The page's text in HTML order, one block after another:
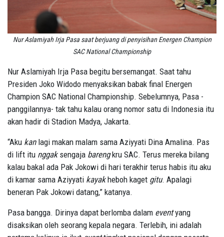
Nur Aslamiyah Irja Pasa saat berjuang di penyisihan Energen Champion
SAC National Championship
Nur Aslamiyah Irja Pasa begitu bersemangat. Saat tahu
Presiden Joko Widodo menyaksikan babak final Energen
Champion SAC National Championship. Sebelumnya, Pasa -
panggilannya- tak tahu kalau orang nomor satu di Indonesia itu
akan hadir di Stadion Madya, Jakarta.
“Aku kanlagi makan malam sama Aziyyati Dina Amalina. Pas
di lift itu nggaksengaja barengkru SAC. Terus mereka bilang
kalau bakal ada Pak Jokowi di hari terakhir terus habis itu aku
di kamar sama Aziyyati kayakheboh kaget gitu. Apalagi
beneran Pak Jokowi datang,” katanya.
Pasa bangga. Dirinya dapat berlomba dalam eventyang
disaksikan oleh seorang kepala negara. Terlebih, ini adalah